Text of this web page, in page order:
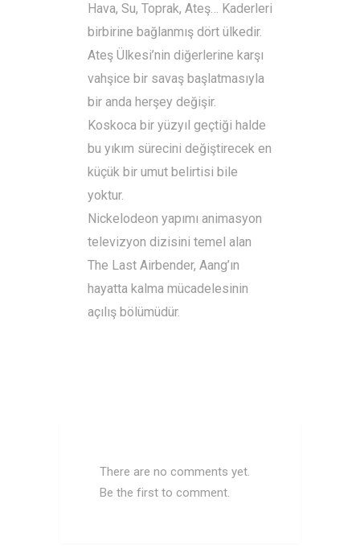
Hava, Su, Toprak, Ateş… Kaderleri
birbirine bağlanmış dört ülkedir.
Ateş Ülkesi’nin diğerlerine karşı
vahşice bir savaş başlatmasıyla
bir anda herşey değişir.
Koskoca bir yüzyıl geçtiği halde
bu yıkım sürecini değiştirecek en
küçük bir umut belirtisi bile
yoktur.
Nickelodeon yapımı animasyon
televizyon dizisini temel alan
The Last Airbender, Aang’ın
hayatta kalma mücadelesinin
açılış bölümüdür.
There are no comments yet.
Be the first to comment.